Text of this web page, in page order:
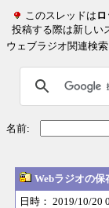
このスレッドは
投稿する際は新しい
ウェブラジオ関連検
名前:
Webラジオの保
日時： 2019/10/20